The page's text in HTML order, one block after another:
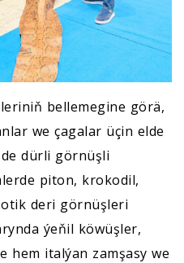
bellemegine görä,
we çagalar üçin elde
dürli görnüşli
piton, krokodil,
deri görnüşleri
ýeňil köwüşler,
hem italýan zamşasy we